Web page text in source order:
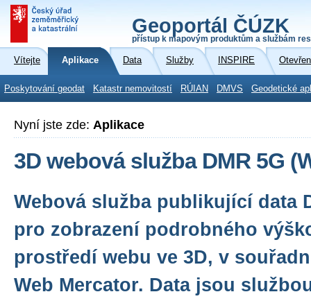
Geoportál ČÚZK
přístup k mapovým produktům a službám
Vítejte Aplikace Data Služby INSPIRE
Poskytování geodat Katastr nemovitostí RÚIAN DMVS Geodetické
Nyní jste zde: Aplikace
3D webová služba DMR 5G
Webová služba publikující data
pro zobrazení podrobného
prostředí webu ve 3D, v
Web Mercator. Data jsou